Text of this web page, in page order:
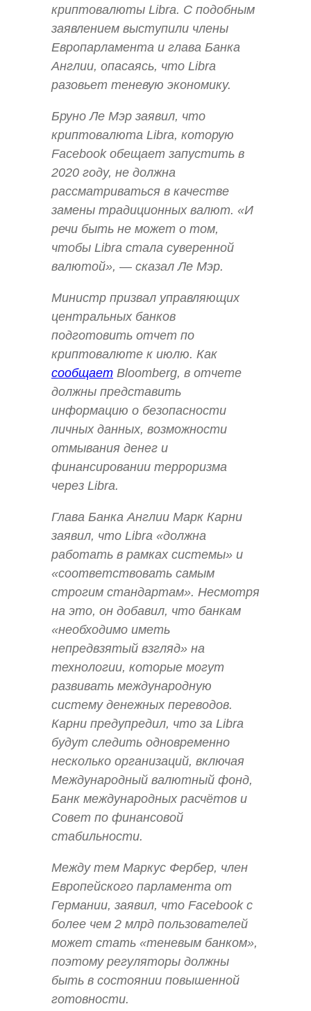
криптовалюты Libra. С подобным
заявлением выступили члены
Европарламента и глава Банка
Англии, опасаясь, что Libra
разовьет теневую экономику.
Бруно Ле Мэр заявил, что
криптовалюта Libra, которую
Facebook обещает запустить в
2020 году, не должна
рассматриваться в качестве
замены традиционных валют. «И
речи быть не может о том,
чтобы Libra стала суверенной
валютой», — сказал Ле Мэр.
Министр призвал управляющих
центральных банков
подготовить отчет по
криптовалюте к июлю. Как
сообщает Bloomberg, в отчете
должны представить
информацию о безопасности
личных данных, возможности
отмывания денег и
финансировании терроризма
через Libra.
Глава Банка Англии Марк Карни
заявил, что Libra «должна
работать в рамках системы» и
«соответствовать самым
строгим стандартам». Несмотря
на это, он добавил, что банкам
«необходимо иметь
непредвзятый взгляд» на
технологии, которые могут
развивать международную
систему денежных переводов.
Карни предупредил, что за Libra
будут следить одновременно
несколько организаций, включая
Международный валютный фонд,
Банк международных расчётов и
Совет по финансовой
стабильности.
Между тем Маркус Фербер, член
Европейского парламента от
Германии, заявил, что Facebook с
более чем 2 млрд пользователей
может стать «теневым банком»,
поэтому регуляторы должны
быть в состоянии повышенной
готовности.